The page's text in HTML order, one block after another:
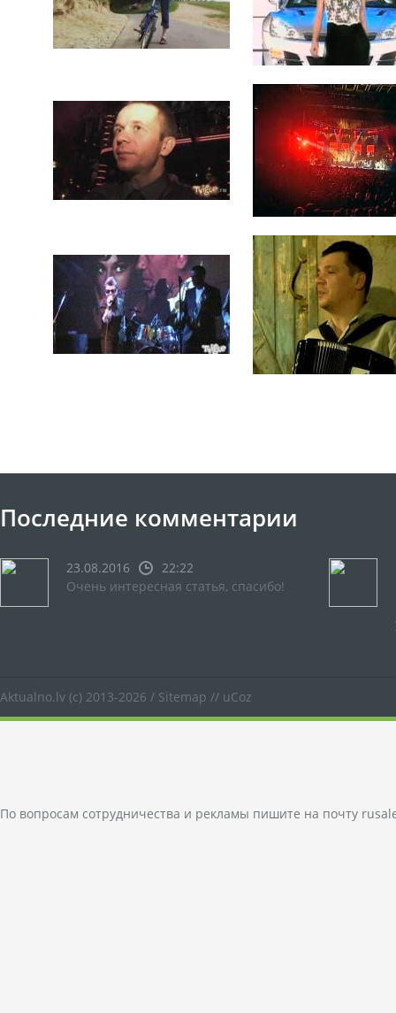
Последние комментарии
23.08.2016
22:22
Очень интересная статья, спасибо!
Aktualno.lv (c) 2013-2026 / Sitemap // uCoz
По вопросам сотрудничества и рекламы пишите на почту